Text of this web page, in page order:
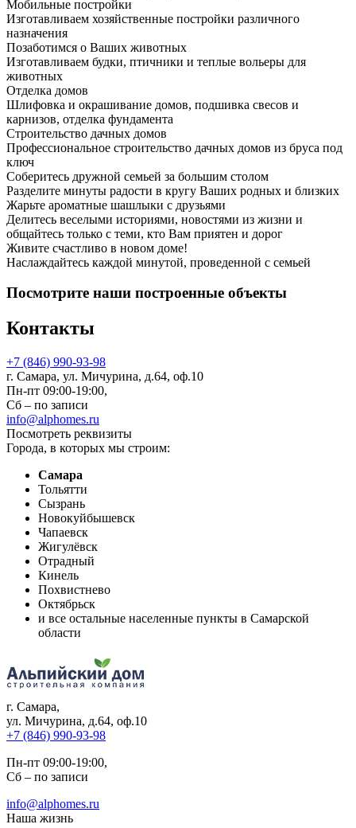
Мобильные постройки
Изготавливаем хозяйственные постройки различного
назначения
Позаботимся о Ваших животных
Изготавливаем будки, птичники и теплые вольеры для
животных
Отделка домов
Шлифовка и окрашивание домов, подшивка свесов и
карнизов, отделка фундамента
Строительство дачных домов
Профессиональное строительство дачных домов из бруса под
ключ
Соберитесь дружной семьей за большим столом
Разделите минуты радости в кругу Ваших родных и близких
Жарьте ароматные шашлыки с друзьями
Делитесь веселыми историями, новостями из жизни и
общайтесь только с теми, кто Вам приятен и дорог
Живите счастливо в новом доме!
Наслаждайтесь каждой минутой, проведенной с семьей
Посмотрите наши построенные объекты
Контакты
+7 (846) 990-93-98
г. Самара, ул. Мичурина, д.64, оф.10
Пн-пт 09:00-19:00,
Сб – по записи
info@alphomes.ru
Посмотреть реквизиты
Города, в которых мы строим:
Самара
Тольятти
Сызрань
Новокуйбышевск
Чапаевск
Жигулёвск
Отрадный
Кинель
Похвистнево
Октябрьск
и все остальные населенные пункты в Самарской
области
г. Самара,
ул. Мичурина, д.64, оф.10
+7 (846) 990-93-98
Пн-пт 09:00-19:00,
Сб – по записи
info@alphomes.ru
Наша жизнь